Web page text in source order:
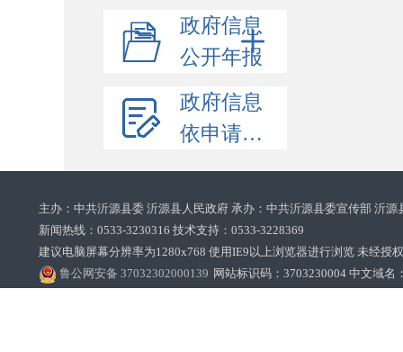
政府信息
公开年报
政府信息
依申请公开
主办：中共沂源县委 沂源县人民政府 承办：中共沂源县委宣传部 沂
新闻热线：0533-3230316 技术支持：0533-3228369‌‌
建议电脑屏幕分辨率为1280x768 使用IE9以上浏览器进行浏览 未经授
鲁公网安备 37032302000139 网站标识码：3703230004 中文域名